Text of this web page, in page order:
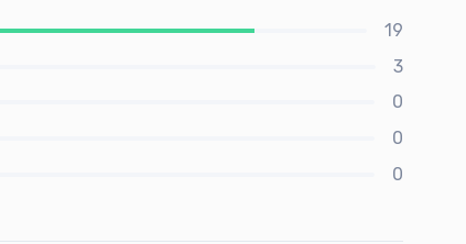
19
3
0
0
0